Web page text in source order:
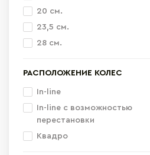
20 см.
23,5 см.
28 см.
23,5 см
20,5 см
20,6 см
28,5 см
27 см
РАСПОЛОЖЕНИЕ КОЛЕС
In-line
In-line с возможностью
перестановки
Квадро